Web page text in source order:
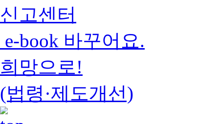
신고센터
e-book 바꾸어요.
희망으로!
(법령·제도개선)